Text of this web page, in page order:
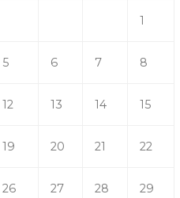
1
5 6 7 8
12 13 14 15
19 20 21 22
26 27 28 29